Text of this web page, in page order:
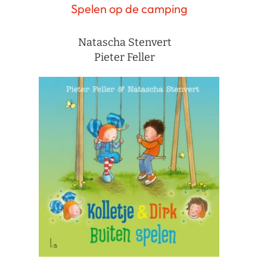
Spelen op de camping
Natascha Stenvert
Pieter Feller